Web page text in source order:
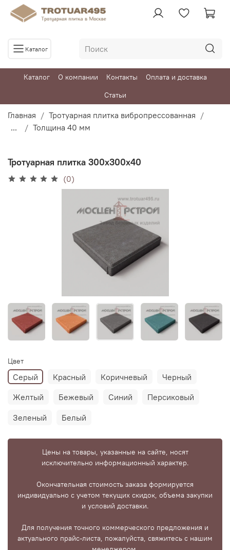
Каталог
Каталог О компании Контакты
Оплата и доставка
Статьи
Главная
Тротуарная плитка вибропрессованная
...
Толщина 40 мм
Тротуарная плитка 300х300х40
(0)
Цвет
Серый Красный Коричневый
Черный
Желтый
Бежевый Синий
Персиковый
Зеленый
Белый
Цены на товары, указанные на сайте, носят
исключительно информационный характер.
Окончательная стоимость заказа формируется
индивидуально с учетом текущих скидок, объема закупки
и условий доставки.
Для получения точного коммерческого предложения и
актуального прайс-листа, пожалуйста, свяжитесь с нашим